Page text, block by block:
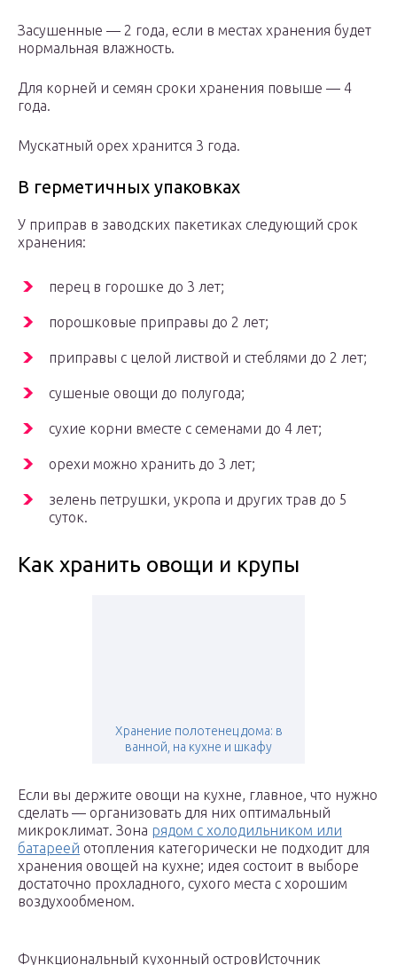
Засушенные — 2 года, если в местах хранения будет
нормальная влажность.
Для корней и семян сроки хранения повыше — 4
года.
Мускатный орех хранится 3 года.
В герметичных упаковках
У приправ в заводских пакетиках следующий срок
хранения:
перец в горошке до 3 лет;
порошковые приправы до 2 лет;
приправы с целой листвой и стеблями до 2 лет;
сушеные овощи до полугода;
сухие корни вместе с семенами до 4 лет;
орехи можно хранить до 3 лет;
зелень петрушки, укропа и других трав до 5
суток.
Как хранить овощи и крупы
Хранение полотенец дома: в
ванной, на кухне и шкафу
Если вы держите овощи на кухне, главное, что нужно
сделать — организовать для них оптимальный
микроклимат. Зона рядом с холодильником или
батареей отопления категорически не подходит для
хранения овощей на кухне; идея состоит в выборе
достаточно прохладного, сухого места с хорошим
воздухообменом.
Функциональный кухонный островИсточник